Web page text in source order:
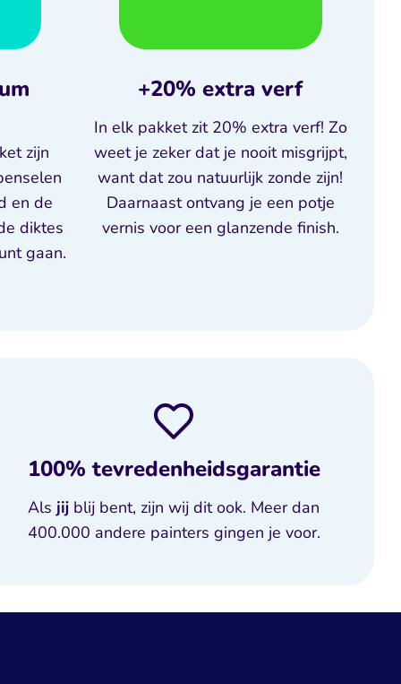
zijn
en de
diktes
gaan.
+20% extra verf
In elk pakket zit 20% extra verf! Zo
weet je zeker dat je nooit misgrijpt,
want dat zou natuurlijk zonde zijn!
Daarnaast ontvang je een potje
vernis voor een glanzende finish.
100% tevredenheidsgarantie
Als jij blij bent, zijn wij dit ook. Meer dan
400.000 andere painters gingen je voor.